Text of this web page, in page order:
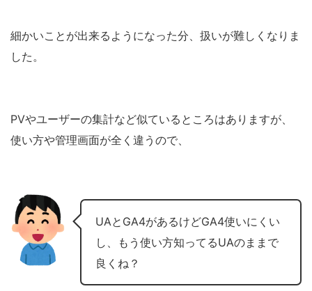
細かいことが出来るようになった分、扱いが難しくなりま
した。
PVやユーザーの集計など似ているところはありますが、
使い方や管理画面が全く違うので、
UAとGA4があるけどGA4使いにくい
し、もう使い方知ってるUAのままで
良くね？